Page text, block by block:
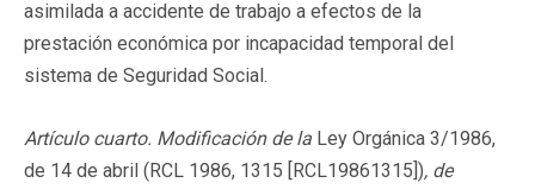
asimilada a accidente de trabajo a efectos de la
prestación económica por incapacidad temporal del
sistema de Seguridad Social.
Artículo cuarto. Modificación de la Ley Orgánica 3/1986,
de 14 de abril (RCL 1986, 1315 [RCL19861315]), de